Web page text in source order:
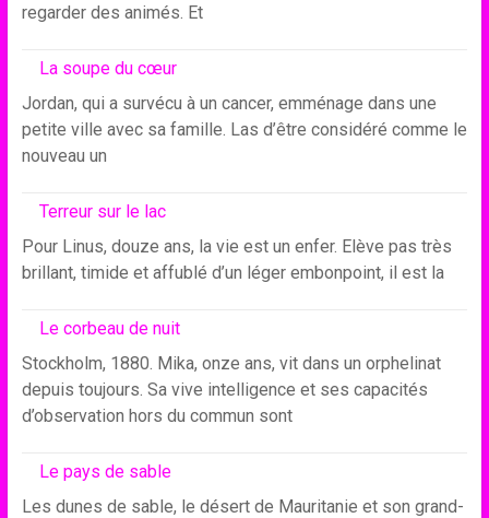
regarder des animés. Et
La soupe du cœur
Jordan, qui a survécu à un cancer, emménage dans une
petite ville avec sa famille. Las d’être considéré comme le
nouveau un
Terreur sur le lac
Pour Linus, douze ans, la vie est un enfer. Elève pas très
brillant, timide et affublé d’un léger embonpoint, il est la
Le corbeau de nuit
Stockholm, 1880. Mika, onze ans, vit dans un orphelinat
depuis toujours. Sa vive intelligence et ses capacités
d’observation hors du commun sont
Le pays de sable
Les dunes de sable, le désert de Mauritanie et son grand-